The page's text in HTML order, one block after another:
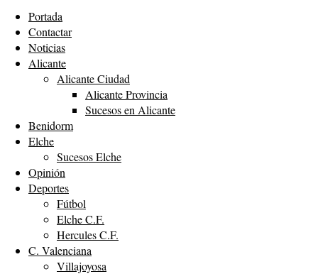
Portada
Contactar
Noticias
Alicante
Alicante Ciudad
Alicante Provincia
Sucesos en Alicante
Benidorm
Elche
Sucesos Elche
Opinión
Deportes
Fútbol
Elche C.F.
Hercules C.F.
C. Valenciana
Villajoyosa